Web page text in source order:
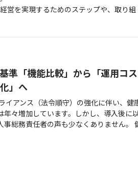
営を実現するためのステップや、取り組
――「機能比較」から「運用コ
」へ
イアンス（法令順守）の強化に伴い、健
々増加しています。しかし、導入後に
総務責任者の声も少なくありません。